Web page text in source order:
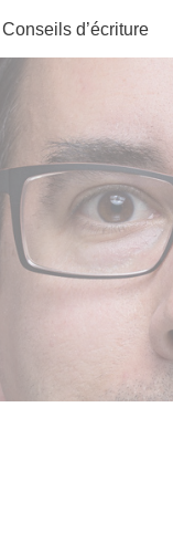
Conseils d’écriture